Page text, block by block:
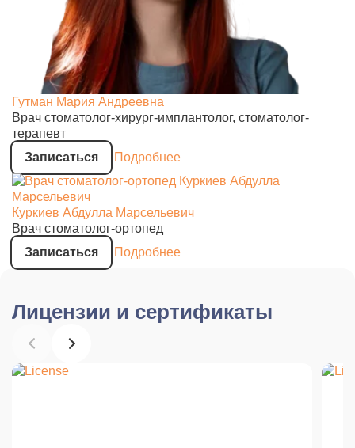
Гутман Мария Андреевна
Врач стоматолог-хирург-имплантолог, стоматолог-
терапевт
Записаться
Подробнее
Куркиев Абдулла Марсельевич
Врач стоматолог-ортопед
Записаться
Подробнее
Лицензии и сертификаты